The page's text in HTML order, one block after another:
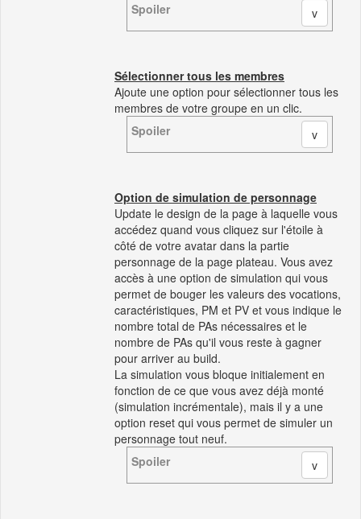
Spoiler
Sélectionner tous les membres
Ajoute une option pour sélectionner tous les
membres de votre groupe en un clic.
Spoiler
Option de simulation de personnage
Update le design de la page à laquelle vous
accédez quand vous cliquez sur l'étoile à
côté de votre avatar dans la partie
personnage de la page plateau. Vous avez
accès à une option de simulation qui vous
permet de bouger les valeurs des vocations,
caractéristiques, PM et PV et vous indique le
nombre total de PAs nécessaires et le
nombre de PAs qu'il vous reste à gagner
pour arriver au build.
La simulation vous bloque initialement en
fonction de ce que vous avez déjà monté
(simulation incrémentale), mais il y a une
option reset qui vous permet de simuler un
personnage tout neuf.
Spoiler